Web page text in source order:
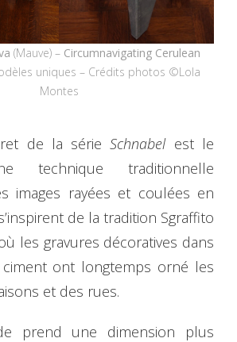
(Mauve) – Circumnavigating Cerulean
uniques – Crédits photos ©Lola
Montes
de la sérieSchnabelest le
technique traditionnelle
images rayées et coulées en
de la tradition Sgraffito
les gravures décoratives dans
ont longtemps orné les
et des rues.
prend une dimension plus